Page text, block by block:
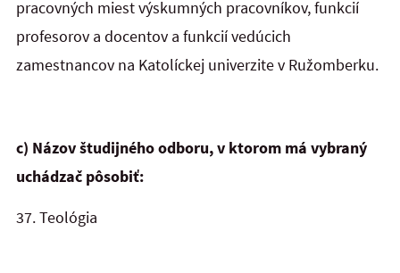
pracovných miest výskumných pracovníkov, funkcií
profesorov a docentov a funkcií vedúcich
zamestnancov na Katolíckej univerzite v Ružomberku.
c) Názov študijného odboru, v ktorom má vybraný
uchádzač pôsobiť:
37.Teológia